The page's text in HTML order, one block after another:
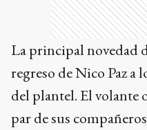
La principal novedad
regreso de Nico Paz a
del plantel. El volante
par de sus